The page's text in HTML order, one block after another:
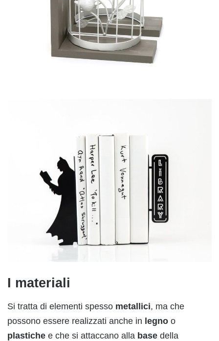
I materiali
Si tratta di elementi spesso metallici, ma che
possono essere realizzati anche in legno o
plastiche e che si attaccano alla base della